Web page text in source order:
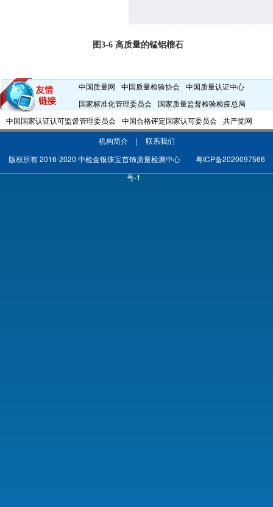
图3-6 高质量的锰铝榴石
中国质量网 中国质量检验协会 中国质量认证中心
国家标准化管理委员会
国家质量监督检验检疫总局
中国国家认证认可监督管理委员会 中国合格评定国家认可委员会 共产党网
机构简介
|
联系我们
版权所有 2016-2020 中检金银珠宝首饰质量检测中心
粤ICP备2020097566
号-1